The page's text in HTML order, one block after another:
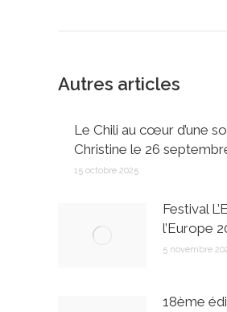
Autres articles
Le Chili au cœur d’une
Christine le 26
15 octobre 2025
Festival
l’Europe
5 novembre
18ème